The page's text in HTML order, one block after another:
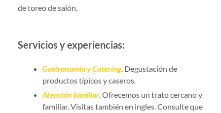
de toreo de salón.
Servicios y experiencias:
Gastronomía y Catering. Degustación de
productos típicos y caseros.
Atención familiar. Ofrecemos un trato cercano y
familiar. Visitas también en ingles. Consulte que